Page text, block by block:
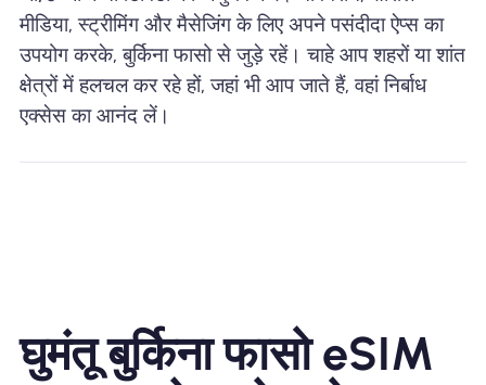
मीडिया, स्ट्रीमिंग और मैसेजिंग के लिए अपने पसंदीदा ऐप्स का
उपयोग करके, बुर्किना फासो से जुड़े रहें। चाहे आप शहरों या शांत
क्षेत्रों में हलचल कर रहे हों, जहां भी आप जाते हैं, वहां निर्बाध
एक्सेस का आनंद लें।
घुमंतू बुर्किना फासो eSIM